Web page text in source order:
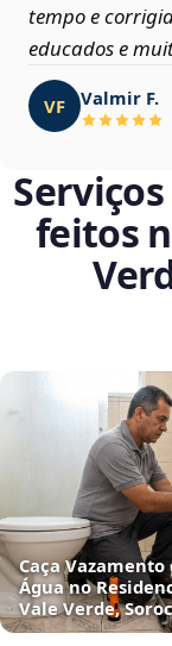
tempo e
educados e
VF Valmir F.
feitos
Caça Vazamento
Água no
Vale Verde,